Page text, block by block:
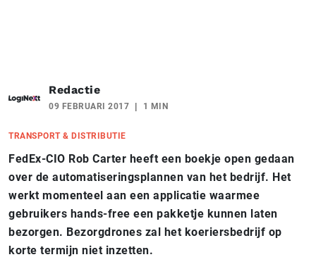
Redactie
09 FEBRUARI 2017 1 MIN
TRANSPORT & DISTRIBUTIE
FedEx-CIO Rob Carter heeft een boekje open gedaan
over de automatiseringsplannen van het bedrijf. Het
werkt momenteel aan een applicatie waarmee
gebruikers hands-free een pakketje kunnen laten
bezorgen. Bezorgdrones zal het koeriersbedrijf op
korte termijn niet inzetten.